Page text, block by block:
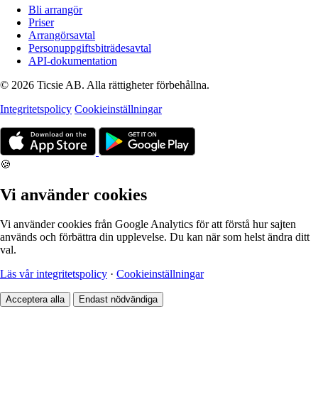
Bli arrangör
Priser
Arrangörsavtal
Personuppgiftsbiträdesavtal
API-dokumentation
© 2026 Ticsie AB. Alla rättigheter förbehållna.
Integritetspolicy Cookieinställningar
🍪
Vi använder cookies
Vi använder cookies från Google Analytics för att förstå hur sajten
används och förbättra din upplevelse. Du kan när som helst ändra ditt
val.
Läs vår integritetspolicy · Cookieinställningar
Acceptera alla Endast nödvändiga